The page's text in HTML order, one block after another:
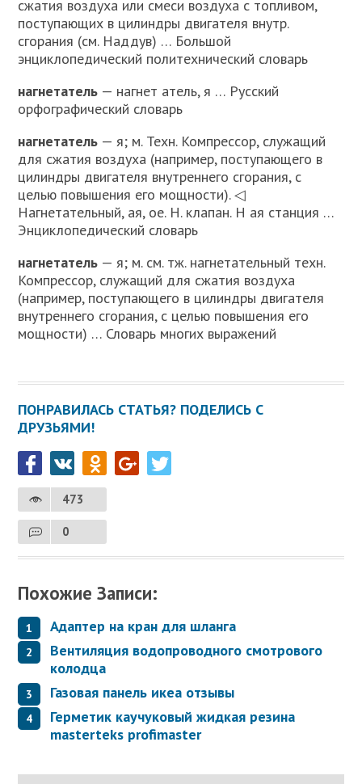
сжатия воздуха или смеси воздуха с топливом,
поступающих в цилиндры двигателя внутр.
сгорания (см. Наддув) … Большой
энциклопедический политехнический словарь
нагнетатель — нагнет атель, я … Русский
орфографический словарь
нагнетатель — я; м. Техн. Компрессор, служащий
для сжатия воздуха (например, поступающего в
цилиндры двигателя внутреннего сгорания, с
целью повышения его мощности). ◁
Нагнетательный, ая, ое. Н. клапан. Н ая станция …
Энциклопедический словарь
нагнетатель — я; м. см. тж. нагнетательный техн.
Компрессор, служащий для сжатия воздуха
(например, поступающего в цилиндры двигателя
внутреннего сгорания, с целью повышения его
мощности) … Словарь многих выражений
ПОНРАВИЛАСЬ СТАТЬЯ? ПОДЕЛИСЬ С
ДРУЗЬЯМИ!
473
0
Похожие Записи:
Адаптер на кран для шланга
Вентиляция водопроводного смотрового
колодца
Газовая панель икеа отзывы
Герметик каучуковый жидкая резина
masterteks profimaster